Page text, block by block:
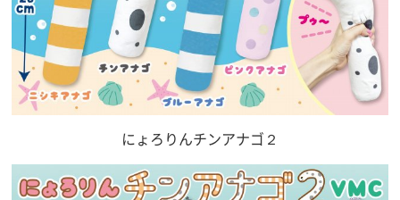
にょろりんチンアナゴ２